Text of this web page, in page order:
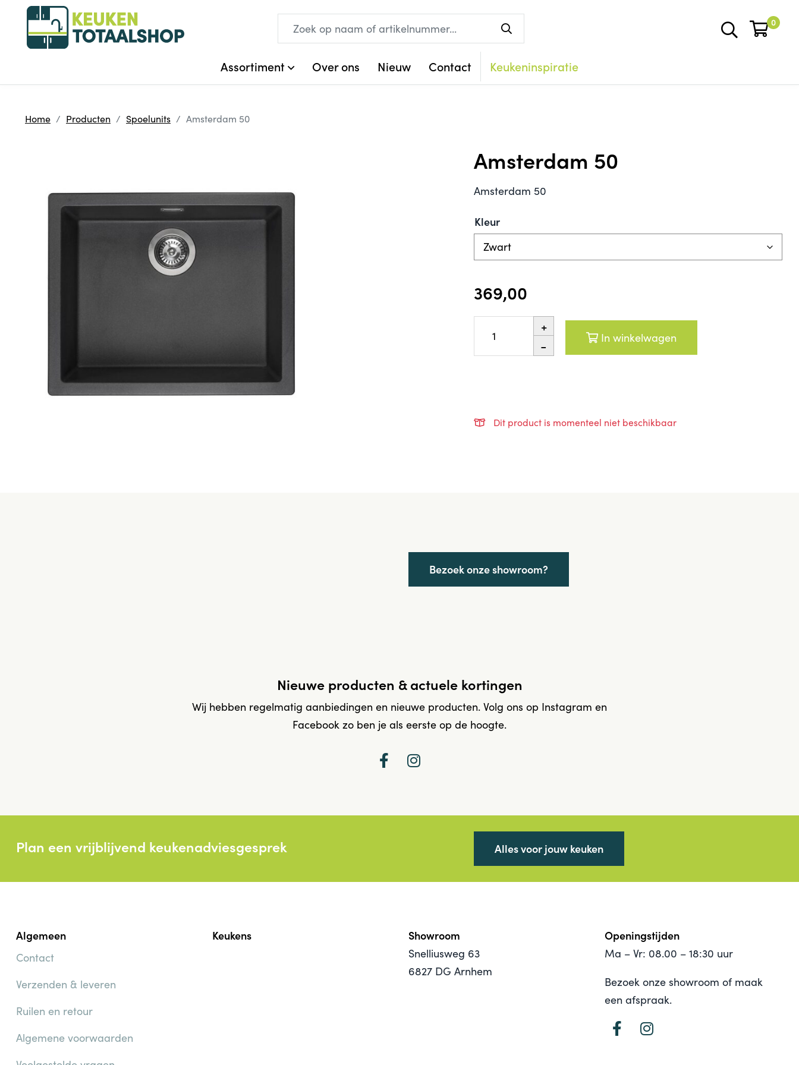
0
Assortiment Over ons Nieuw Contact Keukeninspiratie
Home Producten Spoelunits Amsterdam 50
Amsterdam 50
Amsterdam 50
Kleur
369,00
+
- In winkelwagen
Dit product is momenteel niet beschikbaar
Bezoek onze showroom?
Nieuwe producten & actuele kortingen
Wij hebben regelmatig aanbiedingen en nieuwe producten. Volg ons op Instagram en
Facebook zo ben je als eerste op de hoogte.
Plan een vrijblijvend keukenadviesgesprek Alles voor jouw keuken
Algemeen
Contact
Verzenden & leveren
Ruilen en retour
Algemene voorwaarden
Keukens Showroom
Snelliusweg 63
6827 DG Arnhem
Openingstijden
Ma – Vr: 08.00 – 18:30 uur
Bezoek onze showroom of maak
een afspraak.